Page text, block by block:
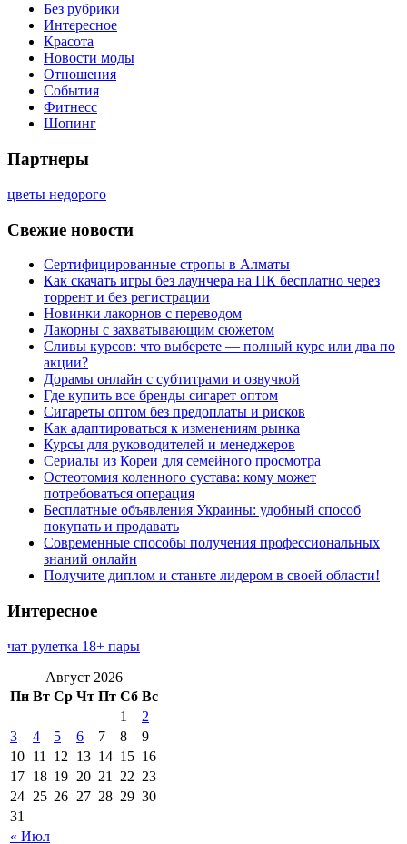
Без рубрики
Интересное
Красота
Новости моды
Отношения
События
Фитнесс
Шопинг
Партнеры
цветы недорого
Свежие новости
Сертифицированные стропы в Алматы
Как скачать игры без лаунчера на ПК бесплатно через
торрент и без регистрации
Новинки лакорнов с переводом
Лакорны с захватывающим сюжетом
Сливы курсов: что выберете — полный курс или два по
акции?
Дорамы онлайн с субтитрами и озвучкой
Где купить все бренды сигарет оптом
Сигареты оптом без предоплаты и рисков
Как адаптироваться к изменениям рынка
Курсы для руководителей и менеджеров
Сериалы из Кореи для семейного просмотра
Остеотомия коленного сустава: кому может
потребоваться операция
Бесплатные объявления Украины: удобный способ
покупать и продавать
Современные способы получения профессиональных
знаний онлайн
Получите диплом и станьте лидером в своей области!
Интересное
чат рулетка 18+ пары
Август 2026
Пн Вт Ср Чт Пт Сб Вс
« Июл
1
2
3
4 5 6 7 8
9
10 11 12 13 14 15 16
17 18 19 20 21 22 23
24 25 26 27 28 29 30
31